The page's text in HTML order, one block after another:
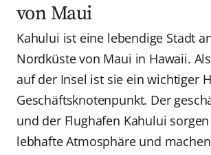
von Maui
Kahului ist eine lebendige Stadt
Nordküste von Maui in Hawaii.
auf der Insel ist sie ein wichtiger
Geschäftsknotenpunkt. Der
und der Flughafen Kahului
lebhafte Atmosphäre und